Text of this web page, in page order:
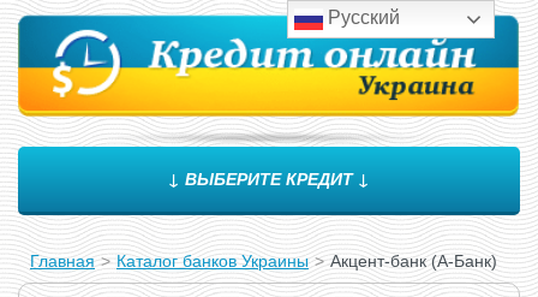
↓ ВЫБЕРИТЕ КРЕДИТ ↓
Главная > Каталог банков Украины > Акцент-банк (А-Банк)
Русский